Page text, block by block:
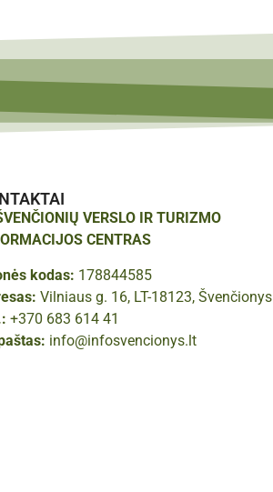
VERSLO IR TURIZMO
CENTRAS
kodas: 178844585
Vilniaus g. 16, LT-18123, Švenčionys
+370 683 614 41
info@infosvencionys.lt